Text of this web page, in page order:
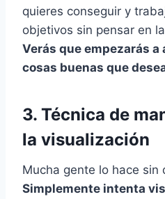
quieres conseguir y
objetivos sin pensar en
Verás que empezarás a
cosas buenas que
3. Técnica de
la visualización
Mucha gente lo hace sin
Simplemente intenta